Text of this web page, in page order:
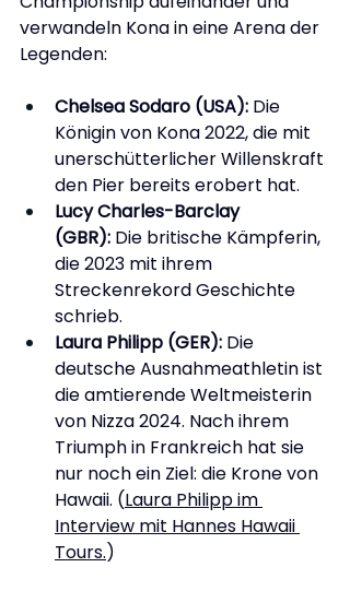
verwandeln Kona in eine Arena der
Legenden:
Chelsea Sodaro (USA): Die
Königin von Kona 2022, die mit
unerschütterlicher Willenskraft
den Pier bereits erobert hat.
Lucy Charles-Barclay
(GBR): Die britische Kämpferin,
die 2023 mit ihrem
Streckenrekord Geschichte
schrieb.
Laura Philipp (GER): Die
deutsche Ausnahmeathletin ist
die amtierende Weltmeisterin
von Nizza 2024. Nach ihrem
Triumph in Frankreich hat sie
nur noch ein Ziel: die Krone von
Hawaii. (Laura Philipp im
Interview mit Hannes Hawaii
Tours.)